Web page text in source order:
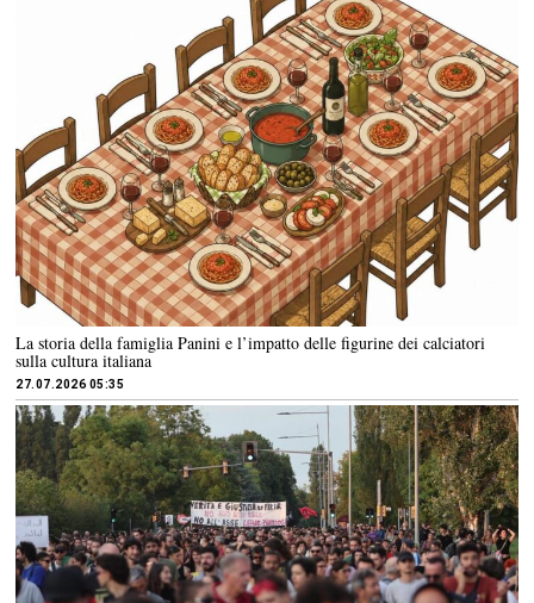
La storia della famiglia Panini e l’impatto delle figurine dei calciatori
sulla cultura italiana
27.07.2026 05:35